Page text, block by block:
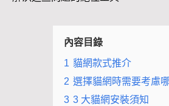
內容目錄
1 貓網款式推介
2 選擇貓網時需要考慮
3 3 大貓網安裝須知